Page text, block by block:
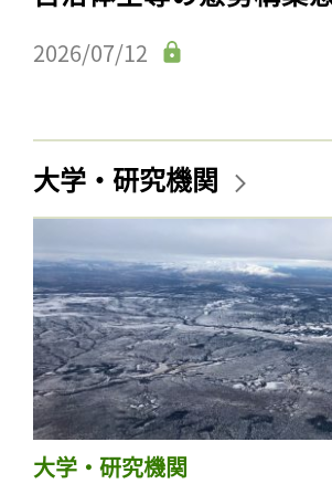
2026/07/12
大学・研究機関
大学・研究機関